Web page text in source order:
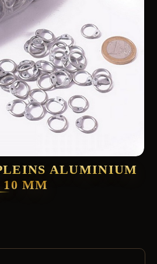
ALUMINIUM
MM